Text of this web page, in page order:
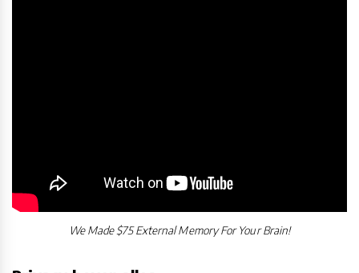
We Made $75 External Memory For Your Brain!